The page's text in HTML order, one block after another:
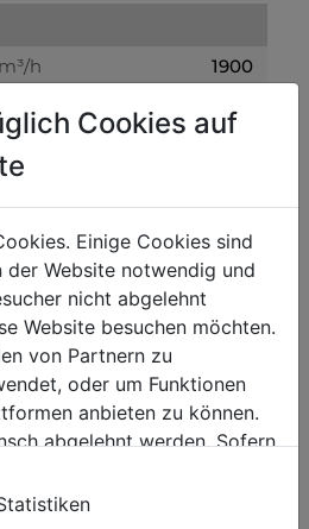
h
1900
in L
110 | 80
in mm
in dB(A)
dB(A)
71
135
Cookies auf
Einige Cookies sind
Website notwendig und
nicht abgelehnt
Website besuchen möchten.
von Partnern zu
oder um Funktionen
anbieten zu können.
abgelehnt werden. Sofern
Cookies.